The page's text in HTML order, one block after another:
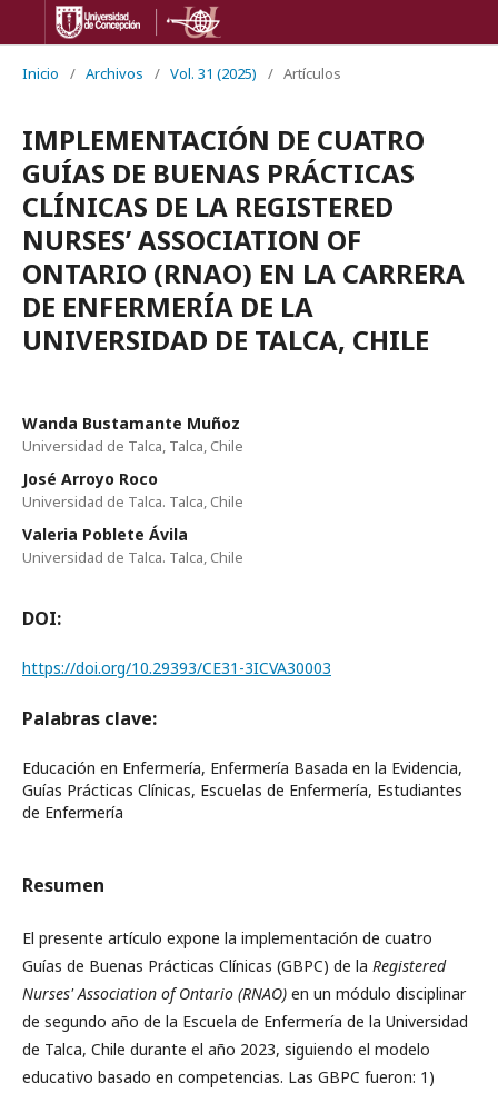
Inicio / Archivos / Vol. 31 (2025) / Artículos
IMPLEMENTACIÓN DE CUATRO
GUÍAS DE BUENAS PRÁCTICAS
CLÍNICAS DE LA REGISTERED
NURSES’ ASSOCIATION OF
ONTARIO (RNAO) EN LA CARRERA
DE ENFERMERÍA DE LA
UNIVERSIDAD DE TALCA, CHILE
Wanda Bustamante Muñoz
Universidad de Talca, Talca, Chile
José Arroyo Roco
Universidad de Talca. Talca, Chile
Valeria Poblete Ávila
Universidad de Talca. Talca, Chile
DOI:
https://doi.org/10.29393/CE31-3ICVA30003
Palabras clave:
Educación en Enfermería, Enfermería Basada en la Evidencia,
Guías Prácticas Clínicas, Escuelas de Enfermería, Estudiantes
de Enfermería
Resumen
El presente artículo expone la implementación de cuatro
Guías de Buenas Prácticas Clínicas (GBPC) de la Registered
Nurses' Association of Ontario (RNAO) en un módulo disciplinar
de segundo año de la Escuela de Enfermería de la Universidad
de Talca, Chile durante el año 2023, siguiendo el modelo
educativo basado en competencias. Las GBPC fueron: 1)